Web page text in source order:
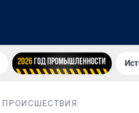
ПРОИСШЕСТВИЯ